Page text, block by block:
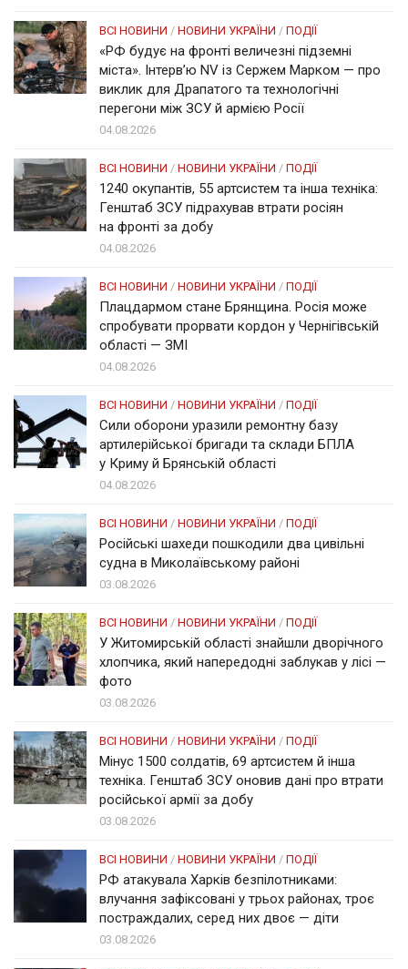
ВСІ НОВИНИ / НОВИНИ УКРАЇНИ / ПОДІЇ
«РФ будує на фронті величезні підземні
міста». Інтерв’ю NV із Сержем Марком — про
виклик для Драпатого та технологічні
перегони між ЗСУ й армією Росії
04.08.2026
ВСІ НОВИНИ / НОВИНИ УКРАЇНИ / ПОДІЇ
1240 окупантів, 55 артсистем та інша техніка:
Генштаб ЗСУ підрахував втрати росіян
на фронті за добу
04.08.2026
ВСІ НОВИНИ / НОВИНИ УКРАЇНИ / ПОДІЇ
Плацдармом стане Брянщина. Росія може
спробувати прорвати кордон у Чернігівській
області — ЗМІ
04.08.2026
ВСІ НОВИНИ / НОВИНИ УКРАЇНИ / ПОДІЇ
Сили оборони уразили ремонтну базу
артилерійської бригади та склади БПЛА
у Криму й Брянській області
04.08.2026
ВСІ НОВИНИ / НОВИНИ УКРАЇНИ / ПОДІЇ
Російські шахеди пошкодили два цивільні
судна в Миколаївському районі
03.08.2026
ВСІ НОВИНИ / НОВИНИ УКРАЇНИ / ПОДІЇ
У Житомирській області знайшли дворічного
хлопчика, який напередодні заблукав у лісі —
фото
03.08.2026
ВСІ НОВИНИ / НОВИНИ УКРАЇНИ / ПОДІЇ
Мінус 1500 солдатів, 69 артсистем й інша
техніка. Генштаб ЗСУ оновив дані про втрати
російської армії за добу
03.08.2026
ВСІ НОВИНИ / НОВИНИ УКРАЇНИ / ПОДІЇ
РФ атакувала Харків безпілотниками:
влучання зафіксовані у трьох районах, троє
постраждалих, серед них двоє — діти
03.08.2026